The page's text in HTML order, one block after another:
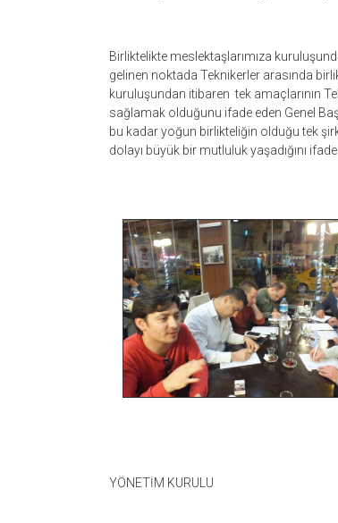
Birliktelikte meslektaşlarımıza
gelinen noktada Teknikerler arasında
kuruluşundan itibaren tek amaçlarının
sağlamak olduğunu ifade eden Genel
bu kadar yoğun birlikteliğin olduğu tek
dolayı büyük bir mutluluk yaşadığını ifade
YÖNETİM KURULU